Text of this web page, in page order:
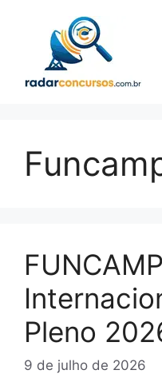
conteúdo
Pleno
9 de julho de 2026